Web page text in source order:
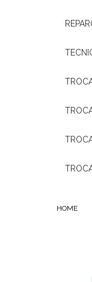
HOME